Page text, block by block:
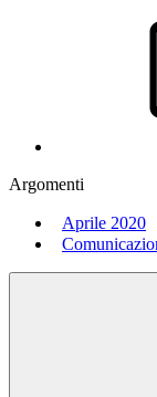
Argomenti
Aprile 2020